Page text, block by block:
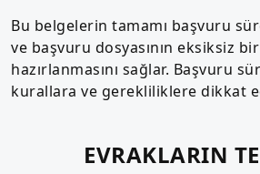
Bu belgelerin tamamı başvuru
ve başvuru dosyasının eksiksiz
hazırlanmasını sağlar. Başvuru
kurallara ve gerekliliklere dikkat
EVRAKLARIN